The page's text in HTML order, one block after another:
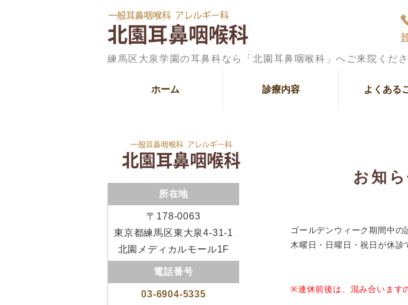
一般耳鼻科疾患、
練馬区大泉学園の耳鼻科なら「北園耳鼻咽喉科」へご来院くださ
ホーム 診療内容 よくある
お知
ゴールデンウィーク期間中の
木曜日・日曜日・祝日が休診
※連休前後は、混み合います
所在地
〒178-0063
東京都練馬区東大泉4-31-1
北園メディカルモール1F
電話番号
03-6904-5335